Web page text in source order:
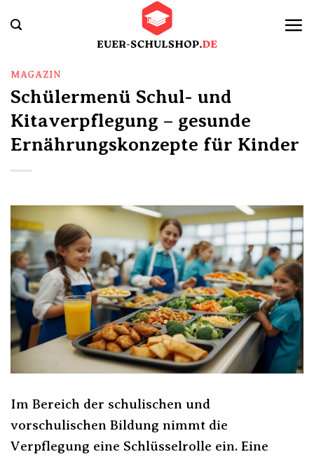
Inhalt
MAGAZIN
Schülermenü Schul- und
Kitaverpflegung – gesunde
Ernährungskonzepte für Kinder
Im Bereich der schulischen und
vorschulischen Bildung nimmt die
Verpflegung eine Schlüsselrolle ein. Eine